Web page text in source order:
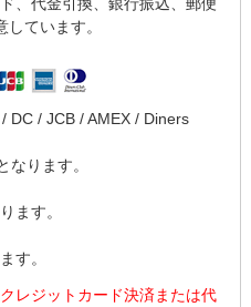
ています。
DC / JCB / AMEX / Diners
ります。
ます。
す。
レジットカード決済または代